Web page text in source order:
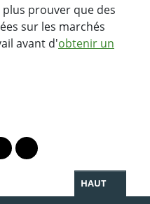
prouver que des
sur les marchés
avant d'obtenir un
Instagram
profil Linkedin
le profil Facebook
Lien vers le profil Twitter
Partager par WhatsApp
HAUT